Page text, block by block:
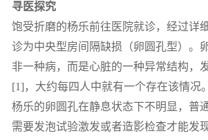
寻医探究
饱受折磨的杨乐前往医院就诊，经过详
诊为中央型房间隔缺损（卵圆孔型）。
非一种病，而是心脏的一种异常结构，
[1]，大约每四人中就有一个存在该情况。
杨乐的卵圆孔在静息状态下不明显，普
需要发泡试验激发或者造影检查才能发